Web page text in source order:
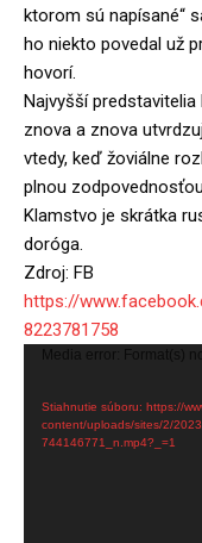
ktorom sú napísané“
ho niekto povedal už
hovorí.
Najvyšší
znova a znova
vtedy, keď žoviálne
plnou
Klamstvo je skrátka
doróga.
Zdroj: FB
https://
8223781758
Media error: Format(s)
Stiahnutie súboru: https://
content/uploads/sites/2/
744146771_n.mp4?_=1